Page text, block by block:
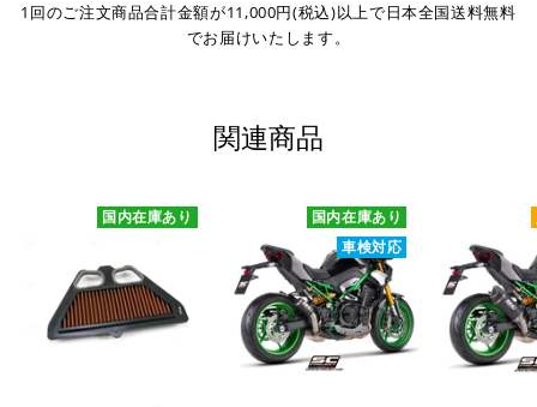
1回のご注文商品合計金額が11,000円(税込)以上で日本全国送料無料
でお届けいたします。
関連商品
国内在庫あり
国内在庫あり
車検対応